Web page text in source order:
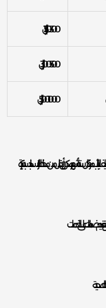
150-300 ريال
300-500 ريال
500-1000 ريال
الأنابيب مرة كل ستة أشهر يمكن أن يقلل من مخاطر الانسداد بنسبة كبيرة.
تقديم ضمانات على الخدمات.
الصحية.